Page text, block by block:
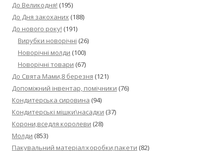
До Великодня! (195)
До Дня закоханих (188)
До нового року! (191)
Вирубки новорічні (26)
Новорічні молди (100)
Новорічні товари (67)
До Свята Мами,8 березня (121)
Допоміжний інвентар, помічники (76)
Кондитерська сировина (94)
Кондитерські мішки\насадки (37)
Корони,вседля королеви (28)
Молди (853)
Пакувальний матеріал:коробки,пакети (82)